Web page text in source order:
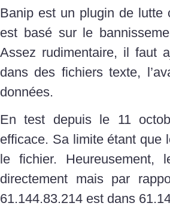
Banip est un plugin de lutte
est basé sur le
Assez rudimentaire, il faut
dans des fichiers texte,
données.
En test depuis le 11
efficace. Sa limite étant que
le fichier. Heureusement,
directement mais par
61.144.83.214 est dans